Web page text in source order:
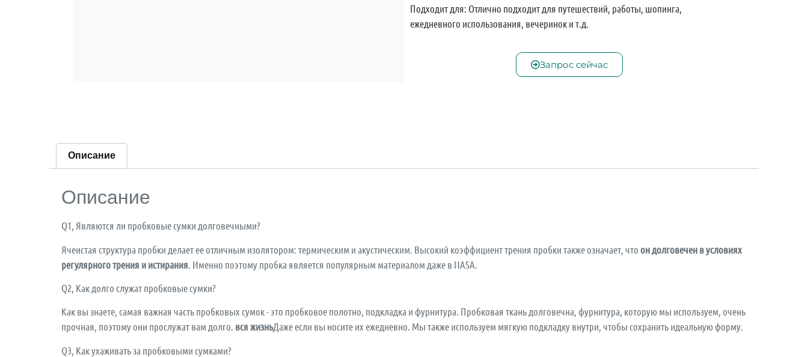
Подходит для: Отлично подходит для путешествий, работы, шопинга,
ежедневного использования, вечеринок и т.д.
Запрос сейчас
Описание
Описание
Q1, Являются ли пробковые сумки долговечными?
Ячеистая структура пробки делает ее отличным изолятором: термическим и акустическим. Высокий коэффициент трения пробки также означает, что он долговечен в условиях
регулярного трения и истирания . Именно поэтому пробка является популярным материалом даже в NASA.
Q2, Как долго служат пробковые сумки?
Как вы знаете, самая важная часть пробковых сумок - это пробковое полотно, подкладка и фурнитура. Пробковая ткань долговечна, фурнитура, которую мы используем, очень
прочная, поэтому они прослужат вам долго. вся жизньДаже если вы носите их ежедневно. Мы также используем мягкую подкладку внутри, чтобы сохранить идеальную форму.
Q3, Как ухаживать за пробковыми сумками?